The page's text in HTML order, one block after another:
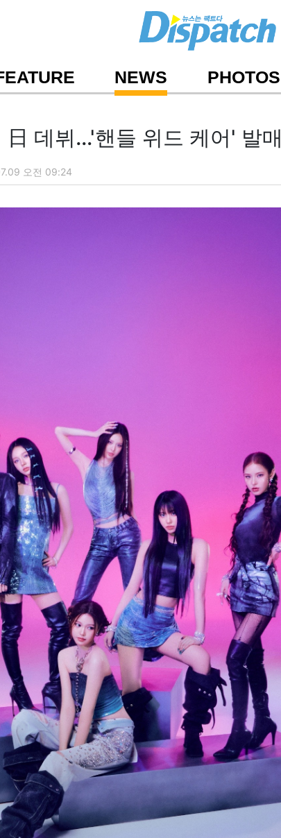
NEWS PHOTOS
데뷔…'핸들 위드 케어' 발매
오전 09:24